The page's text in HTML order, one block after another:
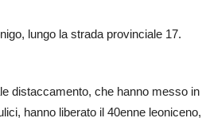
lungo la strada provinciale 17.
distaccamento, che hanno messo in
hanno liberato il 40enne leoniceno,